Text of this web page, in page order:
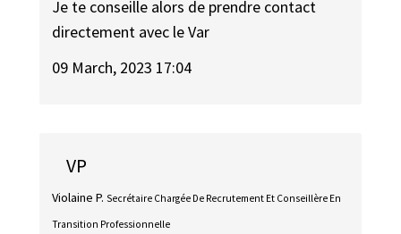
Je te conseille alors de prendre contact
directement avec le Var
09 March, 2023 17:04
VP
Violaine P. Secrétaire Chargée De Recrutement Et Conseillère En
Transition Professionnelle